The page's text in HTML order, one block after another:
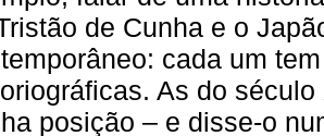
de Cunha e o
cada um
As do
posição – e disse-o